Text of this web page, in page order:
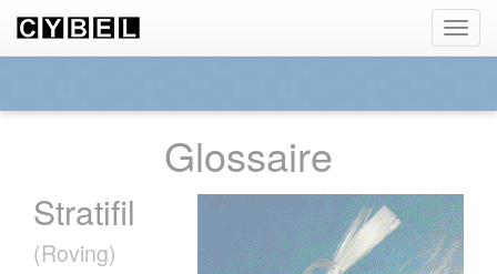
Glossaire
Stratifil
(Roving)